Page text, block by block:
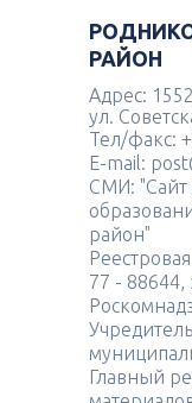
РАЙОН
Адрес:
ул.
Тел/факс:
E-mail:
СМИ: "Сайт
район"
77 - 88644,
Главный